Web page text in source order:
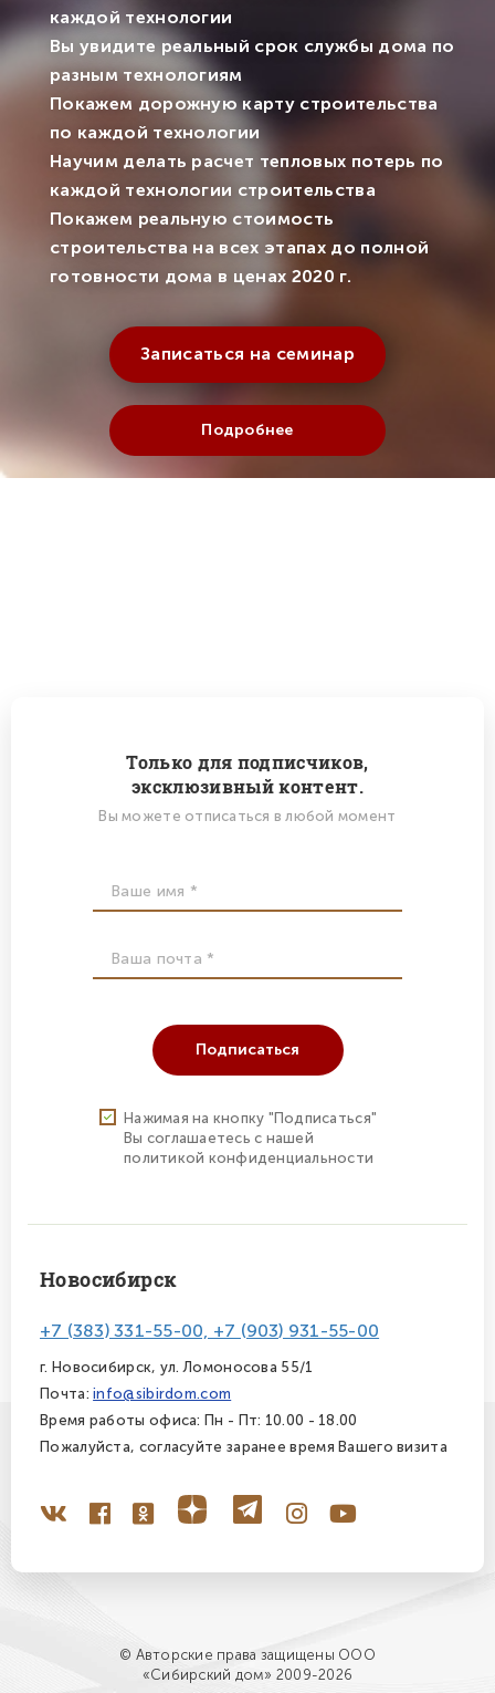
каждой технологии
Вы увидите реальный срок службы дома по
разным технологиям
Покажем дорожную карту строительства
по каждой технологии
Научим делать расчет тепловых потерь по
каждой технологии строительства
Покажем реальную стоимость
строительства на всех этапах до полной
готовности дома в ценах 2020 г.
Записаться на семинар
Подробнее
Только для подписчиков,
эксклюзивный контент.
Вы можете отписаться в любой момент
Подписаться
Нажимая на кнопку "Подписаться"
Вы соглашаетесь с нашей
политикой конфиденциальности
Новосибирск
+7 (383) 331-55-00, +7 (903) 931-55-00
г. Новосибирск, ул. Ломоносова 55/1
Почта:info@sibirdom.com
Время работы офиса: Пн - Пт: 10.00 - 18.00
Пожалуйста, согласуйте заранее время Вашего визита
© Авторские права защищены ООО
«Сибирский дом» 2009-2026